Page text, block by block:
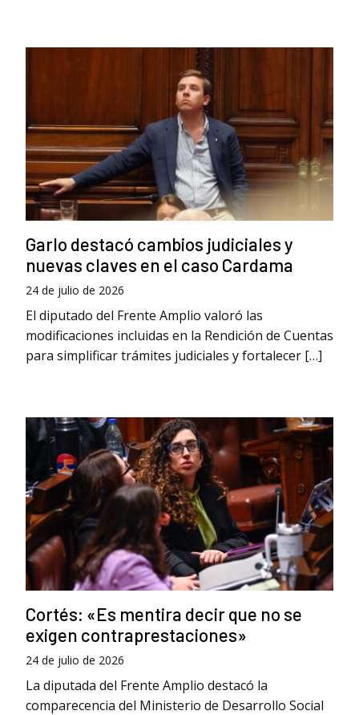
Garlo destacó cambios judiciales y
nuevas claves en el caso Cardama
24 de julio de 2026
El diputado del Frente Amplio valoró las
modificaciones incluidas en la Rendición de Cuentas
para simplificar trámites judiciales y fortalecer […]
Cortés: «Es mentira decir que no se
exigen contraprestaciones»
24 de julio de 2026
La diputada del Frente Amplio destacó la
comparecencia del Ministerio de Desarrollo Social